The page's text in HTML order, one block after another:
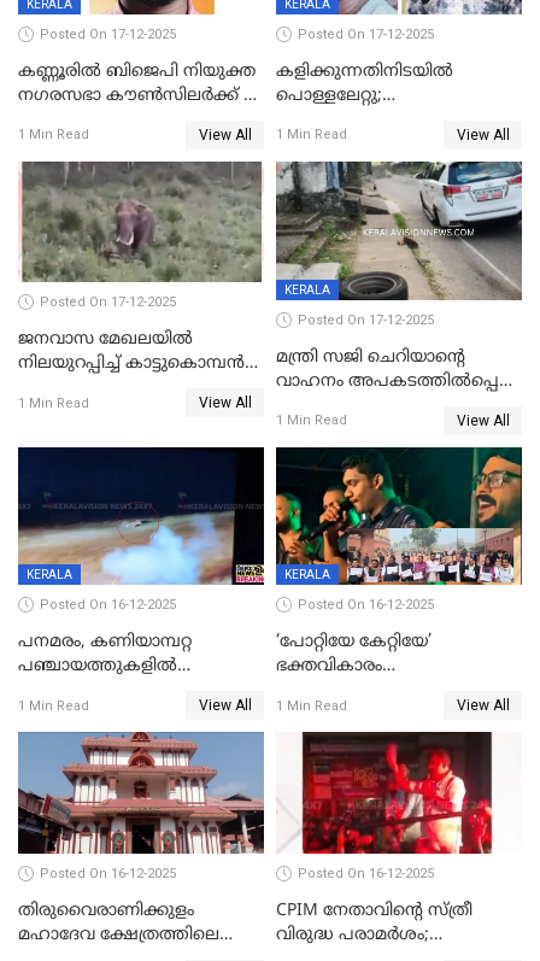
KERALA
Posted On 17-12-2025
കണ്ണൂരിൽ ബിജെപി നിയുക്ത
നഗരസഭാ കൗൺസിലർക്ക് 36
1 Min Read View All
KERALA
Posted On 17-12-2025
കളിക്കുന്നതിനിടയിൽ
പൊള്ളലേറ്റു;
ക്ലാസ് വിദ്യാർത്ഥിനി മരിച്ചു
1 Min Read View All
Posted On 17-12-2025
ജനവാസ മേഖലയില്‍
നിലയുറപ്പിച്ച് കാട്ടുകൊമ്പന്‍
1 Min Read View All
KERALA
Posted On 17-12-2025
മന്ത്രി സജി ചെറിയാന്റെ
വാഹനം അപകടത്തിൽപ്പെട്ടു;
രക്ഷപ്പെട്ടത് തലനാരിടയ്ക്ക്
1 Min Read View All
KERALA
Posted On 16-12-2025
പനമരം, കണിയാമ്പറ്റ
പഞ്ചായത്തുകളിൽ
സ്ഥാപനങ്ങൾക്ക് അവധി
1 Min Read View All
KERALA
Posted On 16-12-2025
‘പോറ്റിയേ കേറ്റിയേ’
ഭക്തവികാരം
ഡിജിപിക്ക് പരാതി; ശക്തമായ
നടപടി വേണമെന്നു
സിപിഐഎമ്മും
1 Min Read View All
Posted On 16-12-2025
തിരുവൈരാണിക്കുളം
മഹാദേവ ക്ഷേത്രത്തിലെ
Posted On 16-12-2025
CPIM നേതാവിൻ്റെ സ്ത്രീ
വിരുദ്ധ പരാമർശം;